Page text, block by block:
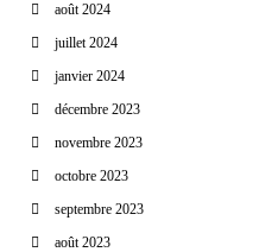
août 2024
juillet 2024
janvier 2024
décembre 2023
novembre 2023
octobre 2023
septembre 2023
août 2023